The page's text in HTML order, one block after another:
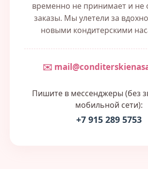
временно не принимает и не
заказы. Мы улетели за
новыми кондитерскими
✉️
Пишите в мессенджеры (без
мобильной сети):
+7 915 289 5753